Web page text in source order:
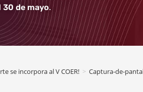
30 de mayo.
se incorpora al V COER! > Captura-de-